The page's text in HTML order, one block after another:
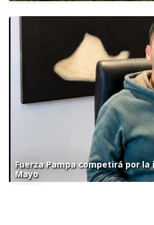
Fuerza Pampa competirá por la
Mayo